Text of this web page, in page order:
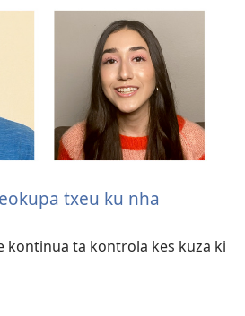
txeu ku nha
kontinua ta kontrola kes kuza ki